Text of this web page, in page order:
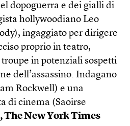
dopoguerra e dei gialli di
hollywoodiano Leo
ingaggiato per dirigere
proprio in teatro,
in potenziali sospetti
dell’assassino. Indagano
Rockwell) e una
di cinema (Saoirse
The New York Times